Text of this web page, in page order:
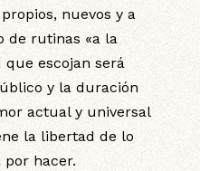
nuevos y a
de rutinas «a la
escojan será
y la duración
actual y universal
la libertad de lo
por hacer.